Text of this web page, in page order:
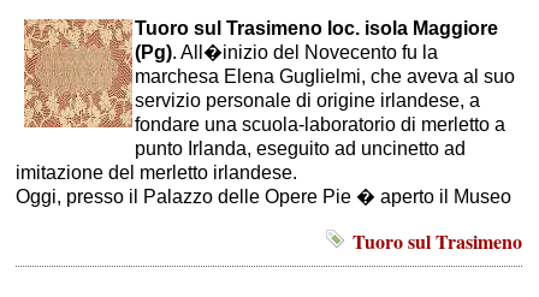
Tuoro sul Trasimeno loc. isola Maggiore
(Pg). All�inizio del Novecento fu la
marchesa Elena Guglielmi, che aveva al suo
servizio personale di origine irlandese, a
fondare una scuola-laboratorio di merletto a
punto Irlanda, eseguito ad uncinetto ad
imitazione del merletto irlandese.
Oggi, presso il Palazzo delle Opere Pie � aperto il Museo
Tuoro sul Trasimeno